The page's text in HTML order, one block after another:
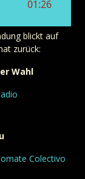
blickt auf
zurück:
Wahl
Colectivo